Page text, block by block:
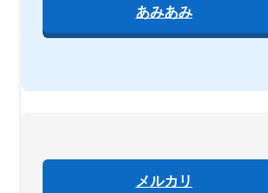
あみあみ
メルカリ